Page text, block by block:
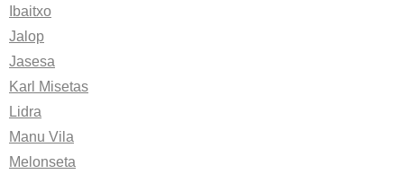
Ibaitxo
Jalop
Jasesa
Karl Misetas
Lidra
Manu Vila
Melonseta